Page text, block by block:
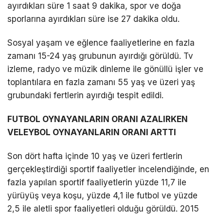
ayırdıkları süre 1 saat 9 dakika, spor ve doğa
sporlarına ayırdıkları süre ise 27 dakika oldu.
Sosyal yaşam ve eğlence faaliyetlerine en fazla
zamanı 15-24 yaş grubunun ayırdığı görüldü. Tv
izleme, radyo ve müzik dinleme ile gönüllü işler ve
toplantılara en fazla zamanı 55 yaş ve üzeri yaş
grubundaki fertlerin ayırdığı tespit edildi.
FUTBOL OYNAYANLARIN ORANI AZALIRKEN
VELEYBOL OYNAYANLARIN ORANI ARTTI
Son dört hafta içinde 10 yaş ve üzeri fertlerin
gerçekleştirdiği sportif faaliyetler incelendiğinde, en
fazla yapılan sportif faaliyetlerin yüzde 11,7 ile
yürüyüş veya koşu, yüzde 4,1 ile futbol ve yüzde
2,5 ile aletli spor faaliyetleri olduğu görüldü. 2015